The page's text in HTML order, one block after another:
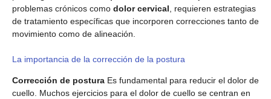
problemas crónicos como dolor cervical , requieren estrategias
de tratamiento específicas que incorporen correcciones tanto de
movimiento como de alineación.
La importancia de la corrección de la postura
Corrección de postura Es fundamental para reducir el dolor de
cuello. Muchos ejercicios para el dolor de cuello se centran en